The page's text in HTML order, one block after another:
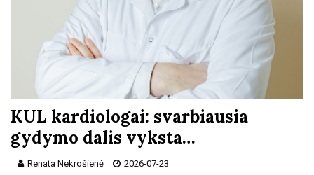
KUL kardiologai: svarbiausia
gydymo dalis vyksta…
Renata Nekrošienė 2026-07-23